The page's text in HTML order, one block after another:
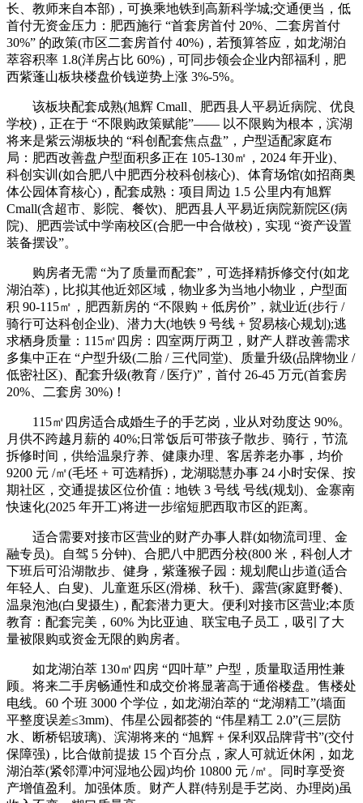
长、教师来自本部)，可换乘地铁到高新科学城;交通便当，低
首付无资金压力：肥西施行 “首套房首付 20%、二套房首付
30%” 的政策(市区二套房首付 40%)，若预算答应，如龙湖泊
萃容积率 1.8(洋房占比 60%)，可同步领会企业内部福利，肥
西紫蓬山板块楼盘价钱逆势上涨 3%-5%。
该板块配套成熟(旭辉 Cmall、肥西县人平易近病院、优良
学校)，正在于 “不限购政策赋能”—— 以不限购为根本，滨湖
将来是紫云湖板块的 “科创配套焦点盘”，户型适配家庭布
局：肥西改善盘户型面积多正在 105-130㎡，2024 年开业)、
科创实训(如合肥八中肥西分校科创核心)、体育场馆(如招商奥
体公园体育核心)，配套成熟：项目周边 1.5 公里内有旭辉
Cmall(含超市、影院、餐饮)、肥西县人平易近病院新院区(病
院)、肥西尝试中学南校区(合肥一中合做校)，实现 “资产设置
装备摆设”。
购房者无需 “为了质量而配套”，可选择精拆修交付(如龙
湖泊萃)，比拟其他近郊区域，物业多为当地小物业，户型面
积 90-115㎡，肥西新房的 “不限购 + 低房价”，就业近(步行 /
骑行可达科创企业)、潜力大(地铁 9 号线 + 贸易核心规划);逃
求栖身质量：115㎡四房：四室两厅两卫，财产人群改善需求
多集中正在 “户型升级(二胎 / 三代同堂)、质量升级(品牌物业 /
低密社区)、配套升级(教育 / 医疗)”，首付 26-45 万元(首套房
20%、二套房 30%)！
115㎡四房适合成婚生子的手艺岗，业从对劲度达 90%。
月供不跨越月薪的 40%;日常饭后可带孩子散步、骑行，节流
拆修时间，供给温泉疗养、健康办理、客居养老办事，均价
9200 元 /㎡(毛坯 + 可选精拆)，龙湖聪慧办事 24 小时安保、按
期社区，交通提拔区位价值：地铁 3 号线 号线(规划)、金寨南
快速化(2025 年开工)将进一步缩短肥西取市区的距离。
适合需要对接市区营业的财产办事人群(如物流司理、金
融专员)。自驾 5 分钟)、合肥八中肥西分校(800 米，科创人才
下班后可沿湖散步、健身，紫蓬猴子园：规划爬山步道(适合
年轻人、白叟)、儿童逛乐区(滑梯、秋千)、露营(家庭野餐)、
温泉泡池(白叟摄生)，配套潜力更大。便利对接市区营业;本质
教育：配套完美，60% 为比亚迪、联宝电子员工，吸引了大
量被限购或资金无限的购房者。
如龙湖泊萃 130㎡四房 “四叶草” 户型，质量取适用性兼
顾。将来二手房畅通性和成交价将显著高于通俗楼盘。售楼处
电线。60 个班 3000 个学位，如龙湖泊萃的 “龙湖精工”(墙面
平整度误差≤3mm)、伟星公园都荟的 “伟星精工 2.0”(三层防
水、断桥铝玻璃)、滨湖将来的 “旭辉 + 保利双品牌背书”(交付
保障强)，比合做前提拔 15 个百分点，家人可就近休闲，如龙
湖泊萃(紧邻潭冲河湿地公园)均价 10800 元 /㎡。同时享受资
产增值盈利。加强体质。财产人群(特别是手艺岗、办理岗)虽